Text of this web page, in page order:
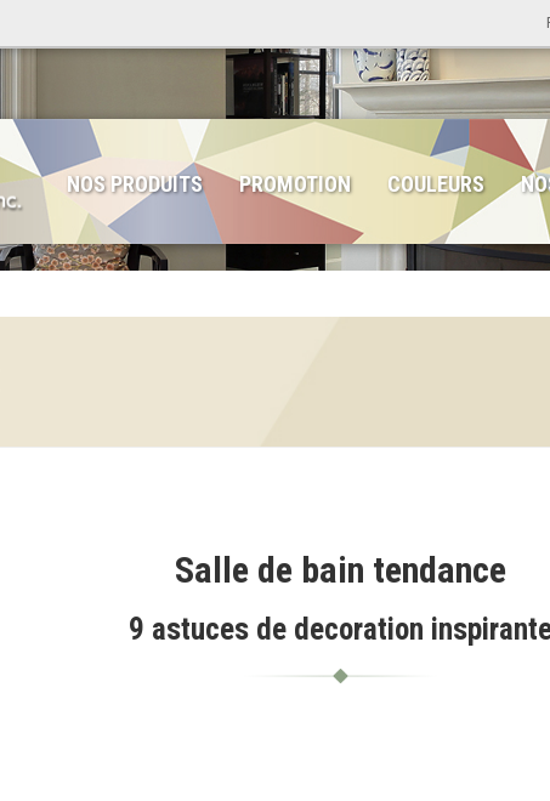
NOS PRODUITS PROMOTION COULEURS
Salle de bain tendance
9 astuces de decoration